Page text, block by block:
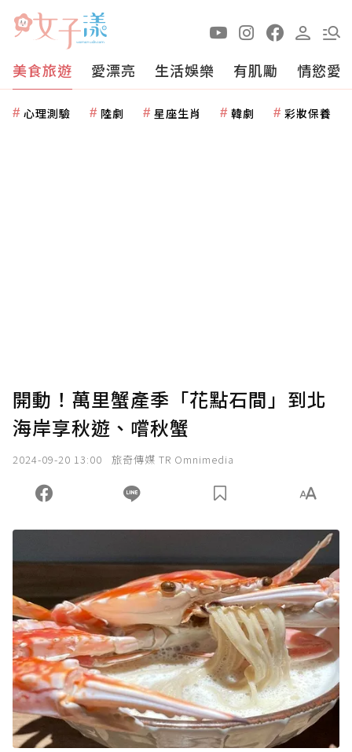
美食旅遊 愛漂亮 生活娛樂 有肌勵 情慾愛
心理測驗 陸劇 星座生肖 韓劇 彩妝保養
開動！萬里蟹產季「花點石間」到北
海岸享秋遊、嚐秋蟹
2024-09-20 13:00 旅奇傳媒 TR Omnimedia